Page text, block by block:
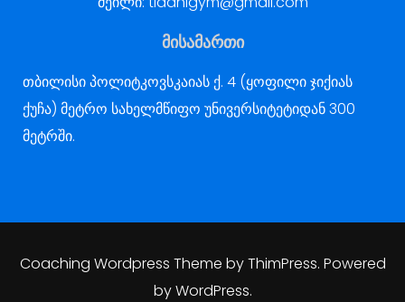
მისამართი
თბილისი პოლიტკოვსკაიას ქ. 4 (ყოფილი ჯიქიას
ქუჩა) მეტრო სახელმწიფო უნივერსიტეტიდან 300
მეტრში.
Coaching Wordpress Theme byThimPress. Powered
by WordPress.